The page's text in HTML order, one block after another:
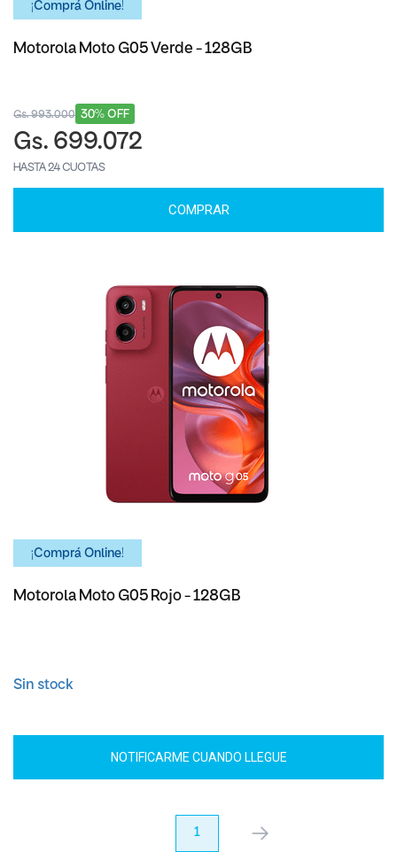
¡Comprá Online!
Motorola Moto G05 Verde - 128GB
30% OFF
Gs. 993.000
Gs. 699.072
HASTA 24 CUOTAS
COMPRAR
¡Comprá Online!
Motorola Moto G05 Rojo - 128GB
Sin stock
NOTIFICARME CUANDO LLEGUE
1 próximo